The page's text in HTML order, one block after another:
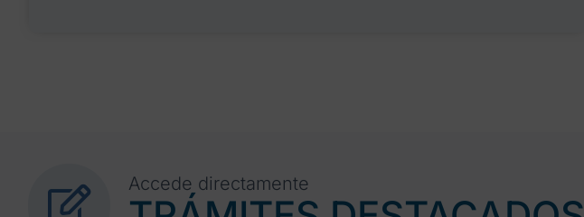
Accede directamente